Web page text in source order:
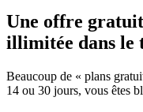
Une offre
illimitée dans le
Beaucoup de « plans
14 ou 30 jours, vous êtes